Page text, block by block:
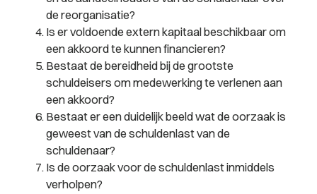
de reorganisatie?
Is er voldoende extern kapitaal beschikbaar om
een akkoord te kunnen financieren?
Bestaat de bereidheid bij de grootste
schuldeisers om medewerking te verlenen aan
een akkoord?
Bestaat er een duidelijk beeld wat de oorzaak is
geweest van de schuldenlast van de
schuldenaar?
Is de oorzaak voor de schuldenlast inmiddels
verholpen?